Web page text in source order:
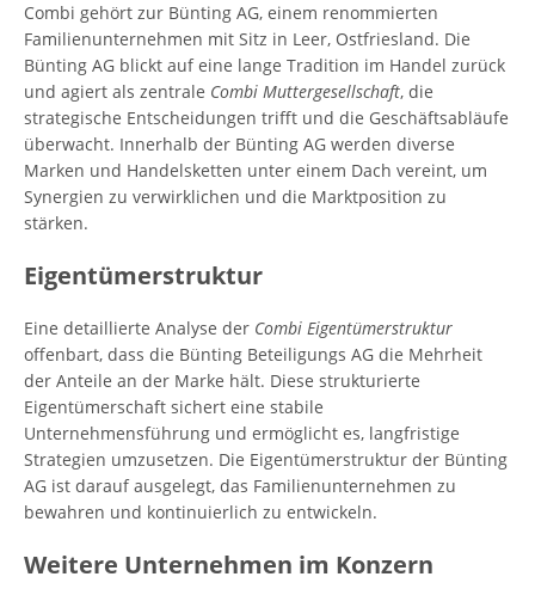
Combi gehört zur Bünting AG, einem renommierten
Familienunternehmen mit Sitz in Leer, Ostfriesland. Die
Bünting AG blickt auf eine lange Tradition im Handel zurück
und agiert als zentrale Combi Muttergesellschaft, die
strategische Entscheidungen trifft und die Geschäftsabläufe
überwacht. Innerhalb der Bünting AG werden diverse
Marken und Handelsketten unter einem Dach vereint, um
Synergien zu verwirklichen und die Marktposition zu
stärken.
Eigentümerstruktur
Eine detaillierte Analyse der Combi Eigentümerstruktur
offenbart, dass die Bünting Beteiligungs AG die Mehrheit
der Anteile an der Marke hält. Diese strukturierte
Eigentümerschaft sichert eine stabile
Unternehmensführung und ermöglicht es, langfristige
Strategien umzusetzen. Die Eigentümerstruktur der Bünting
AG ist darauf ausgelegt, das Familienunternehmen zu
bewahren und kontinuierlich zu entwickeln.
Weitere Unternehmen im Konzern